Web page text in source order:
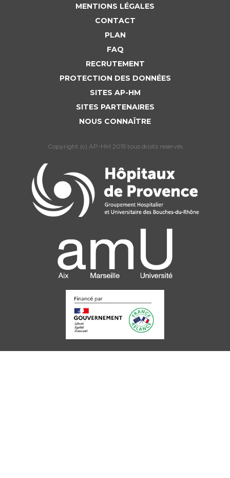
MENTIONS LÉGALES
CONTACT
PLAN
FAQ
RECRUTEMENT
PROTECTION DES DONNÉES
SITES AP-HM
SITES PARTENAIRES
NOUS CONNAÎTRE
Copyright (c) AP-HM 2015 tous droits reservés